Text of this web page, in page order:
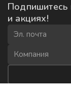
Подпишитесь
и акциях!